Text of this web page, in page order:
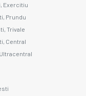
Exercitiu
Prundu
Trivale
Central